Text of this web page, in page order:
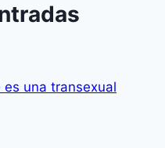
una transexual